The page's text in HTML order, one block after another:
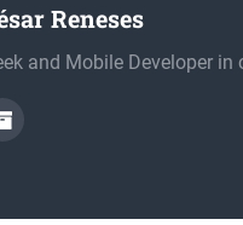
Reneses
and Mobile Developer